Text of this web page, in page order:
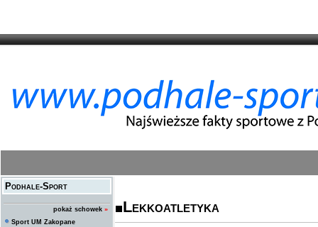
Podhale-Sport
pokaż schowek »
Sport UM Zakopane
Lekkoatletyka